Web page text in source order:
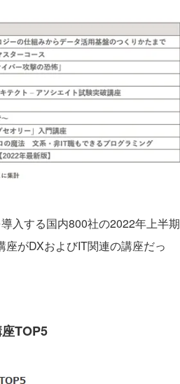
入する国内800社の2022年上半期
座がDXおよびIT関連の講座だっ
TOP5